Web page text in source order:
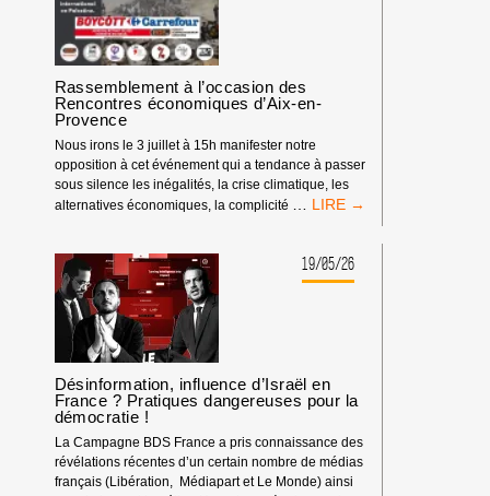
Rassemblement à l’occasion des
Rencontres économiques d’Aix-en-
Provence
Nous irons le 3 juillet à 15h manifester notre
opposition à cet événement qui a tendance à passer
sous silence les inégalités, la crise climatique, les
alternatives économiques, la complicité … RASSEMBLEMENT
L’OCCASION
DES
RENCONTRES
19/05/26
Désinformation, influence d’Israël en
France ? Pratiques dangereuses pour la
démocratie !
La Campagne BDS France a pris connaissance des
révélations récentes d’un certain nombre de médias
français (Libération, Médiapart et Le Monde) ainsi